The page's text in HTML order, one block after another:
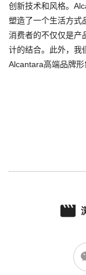
创新技术和风格。
塑造了一个生活方式
消费者的不仅仅是产
计的结合。此外，我
Alcantara高端品牌形